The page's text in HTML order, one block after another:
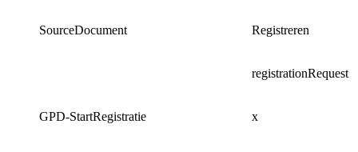
SourceDocument Registreren
registrationRequest
GPD-StartRegistratie x